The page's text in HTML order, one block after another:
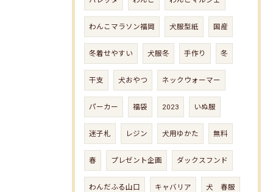
わんこマラソン福岡 犬服型紙 国産
冬着せやすい 犬服冬 手作り 冬
干支 犬おやつ ネックウォーマー
パーカー 福袋 2023 いぬ服
迷子札 レジン 犬用ゆかた 無料
春 プレゼント企画 ダックスフンド
わんだふる山口 キャバリア 犬 春服